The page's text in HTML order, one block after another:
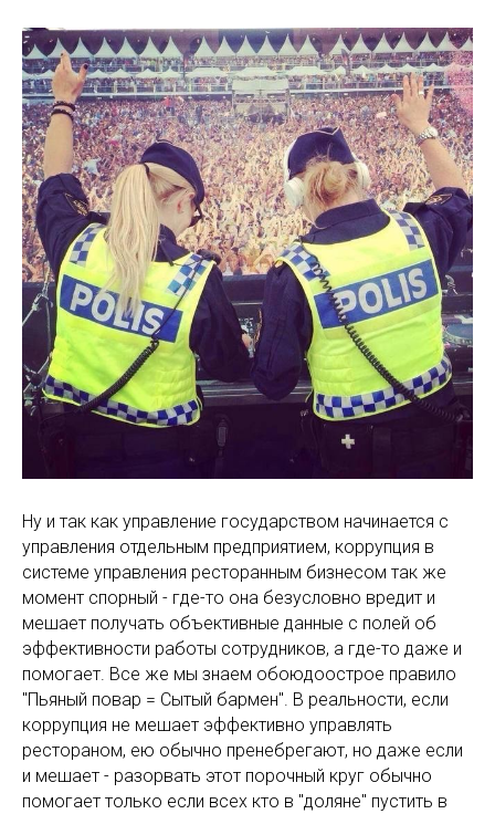
Ну и так как управление государством начинается с
управления отдельным предприятием, коррупция в
системе управления ресторанным бизнесом так же
момент спорный - где-то она безусловно вредит и
мешает получать объективные данные с полей об
эффективности работы сотрудников, а где-то даже и
помогает. Все же мы знаем обоюдоострое правило
"Пьяный повар = Сытый бармен". В реальности, если
коррупция не мешает эффективно управлять
рестораном, ею обычно пренебрегают, но даже если
и мешает - разорвать этот порочный круг обычно
помогает только если всех кто в "доляне" пустить в